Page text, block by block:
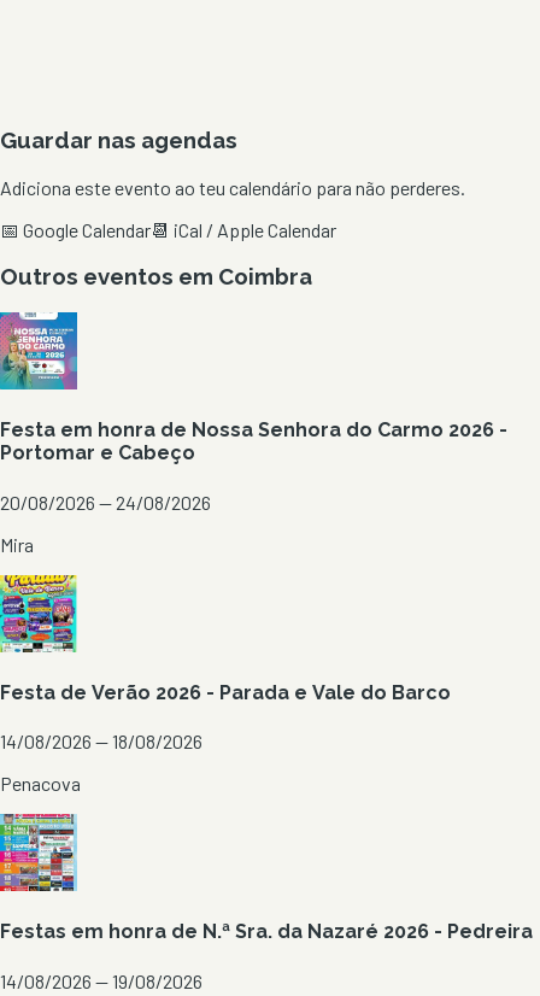
Guardar nas agendas
Adiciona este evento ao teu calendário para não perderes.
📅 Google Calendar📆 iCal / Apple Calendar
Outros eventos em Coimbra
Festa em honra de Nossa Senhora do Carmo 2026 -
Portomar e Cabeço
20/08/2026 — 24/08/2026
Mira
Festa de Verão 2026 - Parada e Vale do Barco
14/08/2026 — 18/08/2026
Penacova
Festas em honra de N.ª Sra. da Nazaré 2026 - Pedreira
14/08/2026 — 19/08/2026